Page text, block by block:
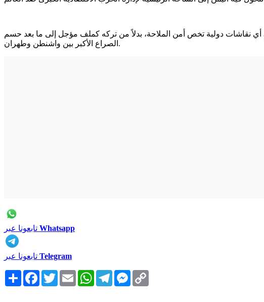
أي نقاشات دولية تخص أمن الملاحة، بدلاً من تركه كملف مؤجل إلى ما بعد حسم
الصراع الأكبر بين واشنطن وطهران.
Whatsapp
Telegram
انشر Facebook
TwitterEmail WhatsAppTelegramMessenger